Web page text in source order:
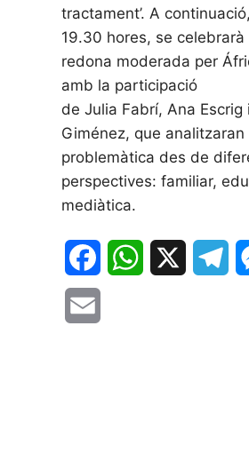
tractament’. A
19.30 hores, se celebrarà
redona moderada per
amb la participació
de Julia Fabrí, Ana Escrig
Giménez, que analitzaran
problemàtica des de
perspectives: familiar,
mediàtica.